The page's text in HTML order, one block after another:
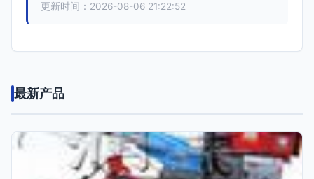
更新时间：2026-08-06 21:22:52
最新产品